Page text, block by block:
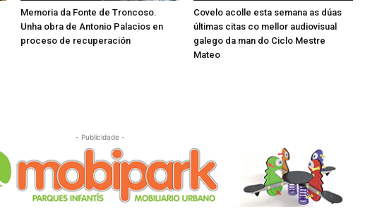
Memoria da Fonte de Troncoso.
Unha obra de Antonio Palacios en
proceso de recuperación
Covelo acolle esta semana as dúas
últimas citas co mellor audiovisual
galego da man do Ciclo Mestre
Mateo
- Publicidade -